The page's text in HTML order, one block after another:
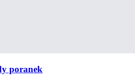
poranek